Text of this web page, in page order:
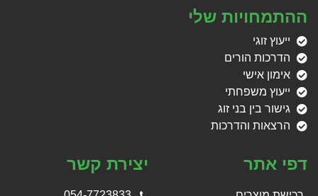
ההתמחויות שלי
ייעוץ זוגי
הדרכות הורים
אימון אישי
ייעוץ משפחתי
גישור בין בני זוג
הרצאות והדרכות
דפי אתר יצירת קשר